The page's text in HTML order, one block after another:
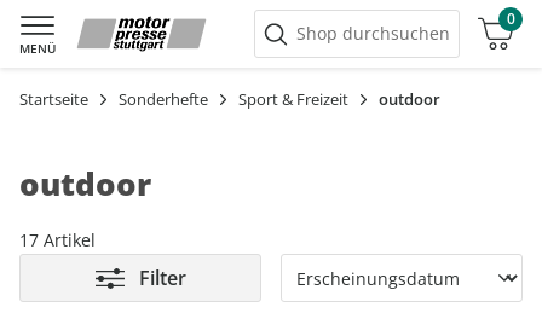
MENÜ
Shop durchsuchen
0
Warenkorb
Startseite Sonderhefte Sport & Freizeit outdoor
outdoor
17 Artikel
Filter